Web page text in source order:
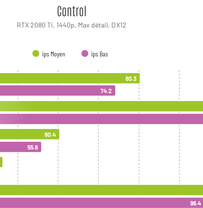
Control
RTX 2080 Ti, 1440p, Max détail, DX12
ips Moyen ips Bas
80.3
60.4
74.2
55.8
96.4